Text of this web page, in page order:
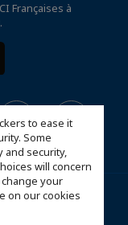
to ease it
Some
and security,
will concern
your
on our cookies
Françaises à
.